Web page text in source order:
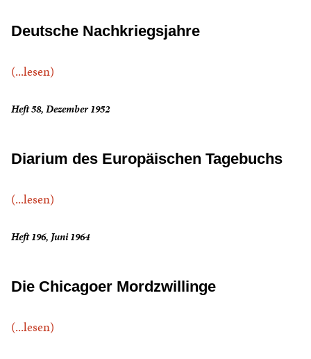
Deutsche Nachkriegsjahre
(...lesen)
Heft 58, Dezember 1952
Diarium des Europäischen Tagebuchs
(...lesen)
Heft 196, Juni 1964
Die Chicagoer Mordzwillinge
(...lesen)